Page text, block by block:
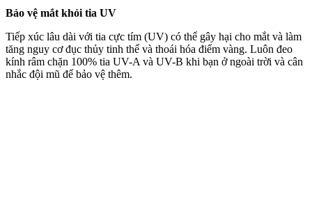
Bảo vệ mắt khỏi tia UV
Tiếp xúc lâu dài với tia cực tím (UV) có thể gây hại cho mắt và làm
tăng nguy cơ đục thủy tinh thể và thoái hóa điểm vàng. Luôn đeo
kính râm chặn 100% tia UV-A và UV-B khi bạn ở ngoài trời và cân
nhắc đội mũ để bảo vệ thêm.